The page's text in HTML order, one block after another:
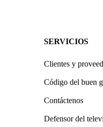
SERVICIOS
Clientes y
Código del buen
Contáctenos
Defensor del